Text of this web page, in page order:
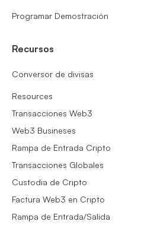
Programar Demostración
Recursos
Conversor de divisas
Resources
Transacciones Web3
Web3 Busineses
Rampa de Entrada Cripto
Transacciones Globales
Custodia de Cripto
Factura Web3 en Cripto
Rampa de Entrada/Salida